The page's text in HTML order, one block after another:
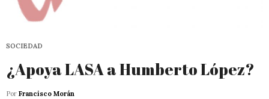
SOCIEDAD
¿Apoya LASA a Humberto López?
Por Francisco Morán